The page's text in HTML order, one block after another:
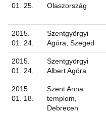
01. 25.
Olaszország
2015.
01. 24.
Szentgyörgyi
Agóra, Szeged
2015.
01. 24.
Szentgyörgyi
Albert Agóra
2015.
01. 18.
Szent Anna
templom,
Debrecen